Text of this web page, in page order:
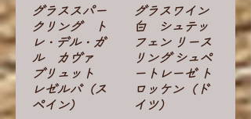
グラススパー
クリング ト
レ・デル・ガ
ル カヴァ
ブリュット
レゼルバ（ス
ペイン）
グラスワイン
白 シュテッ
フェン リース
リング シュペ
ートレーゼ ト
ロッケン（ド
イツ）